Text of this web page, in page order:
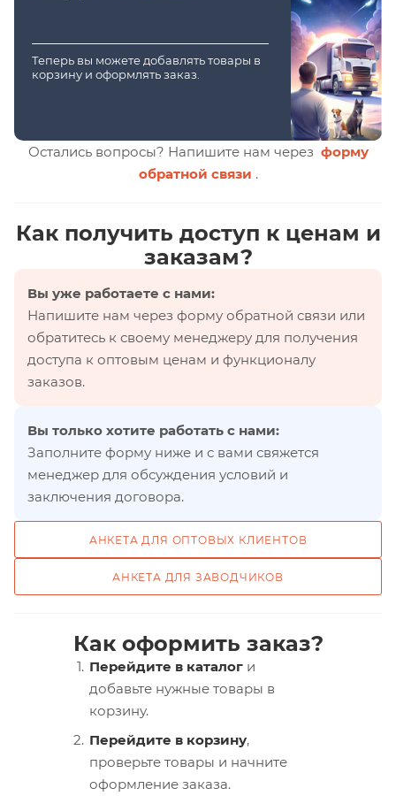
Теперь вы можете добавлять товары в
корзину и оформлять заказ.
Остались вопросы? Напишите нам через форму
обратной связи .
Как получить доступ к ценам и
заказам?
Вы уже работаете с нами:
Напишите нам через форму обратной связи или
обратитесь к своему менеджеру для получения
доступа к оптовым ценам и функционалу
заказов.
Вы только хотите работать с нами:
Заполните форму ниже и с вами свяжется
менеджер для обсуждения условий и
заключения договора.
АНКЕТА ДЛЯ ОПТОВЫХ КЛИЕНТОВ
АНКЕТА ДЛЯ ЗАВОДЧИКОВ
Как оформить заказ?
Перейдите в каталог и
добавьте нужные товары в
корзину.
Перейдите в корзину,
проверьте товары и начните
оформление заказа.